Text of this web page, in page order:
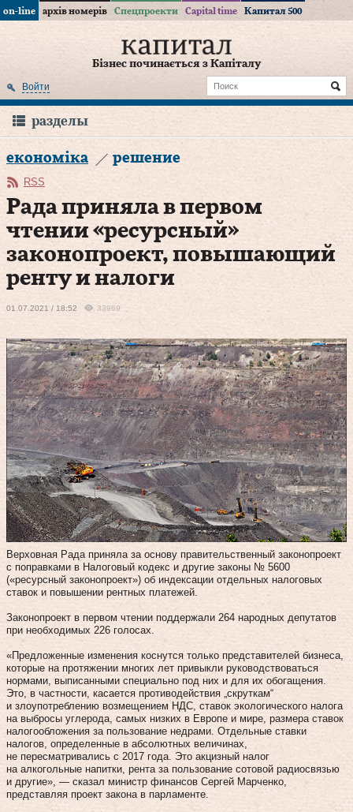
on-line архів номерів Спецпроекти Capital time Капитал 500
Бізнес починається з Капіталу
Войти
разделы
економіка решение
RSS
Рада приняла в первом
чтении «ресурсный»
законопроект, повышающий
ренту и налоги
01.07.2021 / 18:52 33969
Верховная Рада приняла за основу правительственный законопроект
с поправками в Налоговый кодекс и другие законы № 5600
(«ресурсный законопроект») об индексации отдельных налоговых
ставок и повышении рентных платежей.
Законопроект в первом чтении поддержали 264 народных депутатов
при необходимых 226 голосах.
«Предложенные изменения коснутся только представителей бизнеса,
которые на протяжении многих лет привыкли руководствоваться
нормами, выписанными специально под них и для их обогащения.
Это, в частности, касается противодействия „скруткам“
и злоупотреблению возмещением НДС, ставок экологического налога
на выбросы углерода, самых низких в Европе и мире, размера ставок
налогообложения за пользование недрами. Отдельные ставки
налогов, определенные в абсолютных величинах,
не пересматривались с 2017 года. Это акцизный налог
на алкогольные напитки, рента за пользование сотовой радиосвязью
и другие», — сказал министр финансов Сергей Марченко,
представляя проект закона в парламенте.